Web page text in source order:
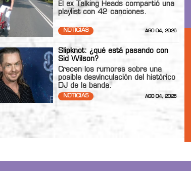
El ex Talking Heads compartió una
playlist con 42 canciones.
NOTICIAS AGO 04, 2026
Slipknot: ¿qué está pasando con
Sid Wilson?
Crecen los rumores sobre una
posible desvinculación del histórico
DJ de la banda.
NOTICIAS AGO 04, 2026